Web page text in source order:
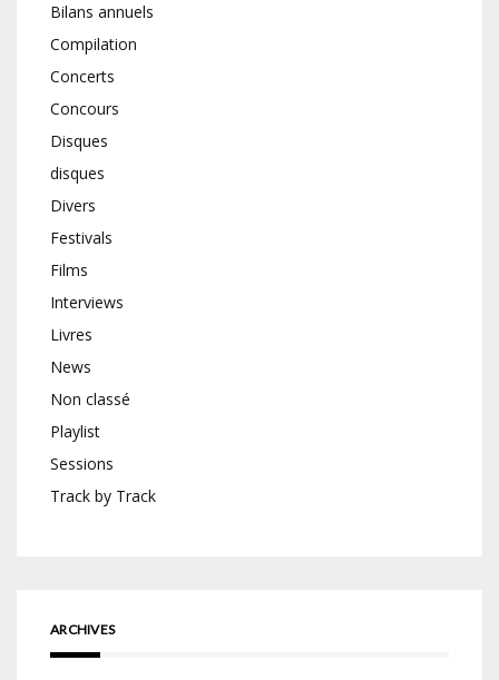
Bilans annuels
Compilation
Concerts
Concours
Disques
disques
Divers
Festivals
Films
Interviews
Livres
News
Non classé
Playlist
Sessions
Track by Track
ARCHIVES